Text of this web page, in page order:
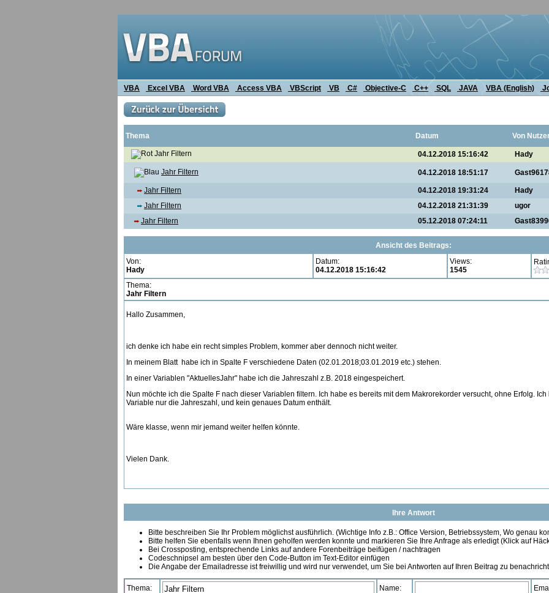
VBA Excel VBA Word VBA Access VBA VBScript VB C# Objective-C C++ SQL JAVA VBA (English)
Thema Datum Von
Jahr Filtern 04.12.2018 15:16:42 Hady
Jahr Filtern 04.12.2018 18:51:17
Jahr Filtern 04.12.2018 19:31:24
Hady
Jahr Filtern
04.12.2018 21:31:39
ugor
Jahr Filtern
05.12.2018 07:24:11
Ansicht des Beitrags:
Von:
Hady
Datum:
04.12.2018 15:16:42
Views:
1545
Thema:
Jahr Filtern
Hallo Zusammen,
ich denke ich habe ein recht simples Problem, kommer aber dennoch nicht weiter.
In meinem Blatt habe ich in Spalte F verschiedene Daten (02.01.2018;03.01.2019 etc.) stehen.
In einer Variablen "AktuellesJahr" habe ich die Jahreszahl z.B. 2018 eingespeichert.
Nun möchte ich die Spalte F nach dieser Variablen filtern. Ich habe es bereits mit dem Makrorekorder versucht, ohne Erfolg.
Variable nur die Jahreszahl, und kein genaues Datum enthält.
Wäre klasse, wenn mir jemand weiter helfen könnte.
Vielen Dank.
Ihre Antwort
Bitte beschreiben Sie Ihr Problem möglichst ausführlich. (Wichtige Info z.B.: Office Version, Betriebssystem, Wo genau
Bitte helfen Sie ebenfalls wenn Ihnen geholfen werden konnte und markieren Sie Ihre Anfrage als erledigt (Klick auf
Bei Crossposting, entsprechende Links auf andere Forenbeiträge beifügen / nachtragen
Codeschnipsel am besten über den Code-Button im Text-Editor einfügen
Die Angabe der Emailadresse ist freiwillig und wird nur verwendet, um Sie bei Antworten auf Ihren Beitrag zu
Thema: Name: